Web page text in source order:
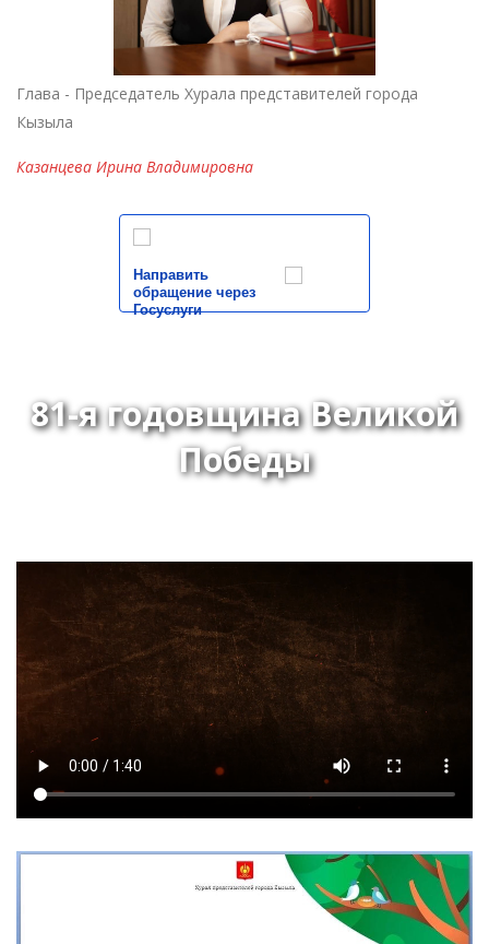
Глава - Председатель Хурала представителей города
Кызыла
Казанцева Ирина Владимировна
Направить
обращение через
Госуслуги
81-я годовщина Великой
Победы